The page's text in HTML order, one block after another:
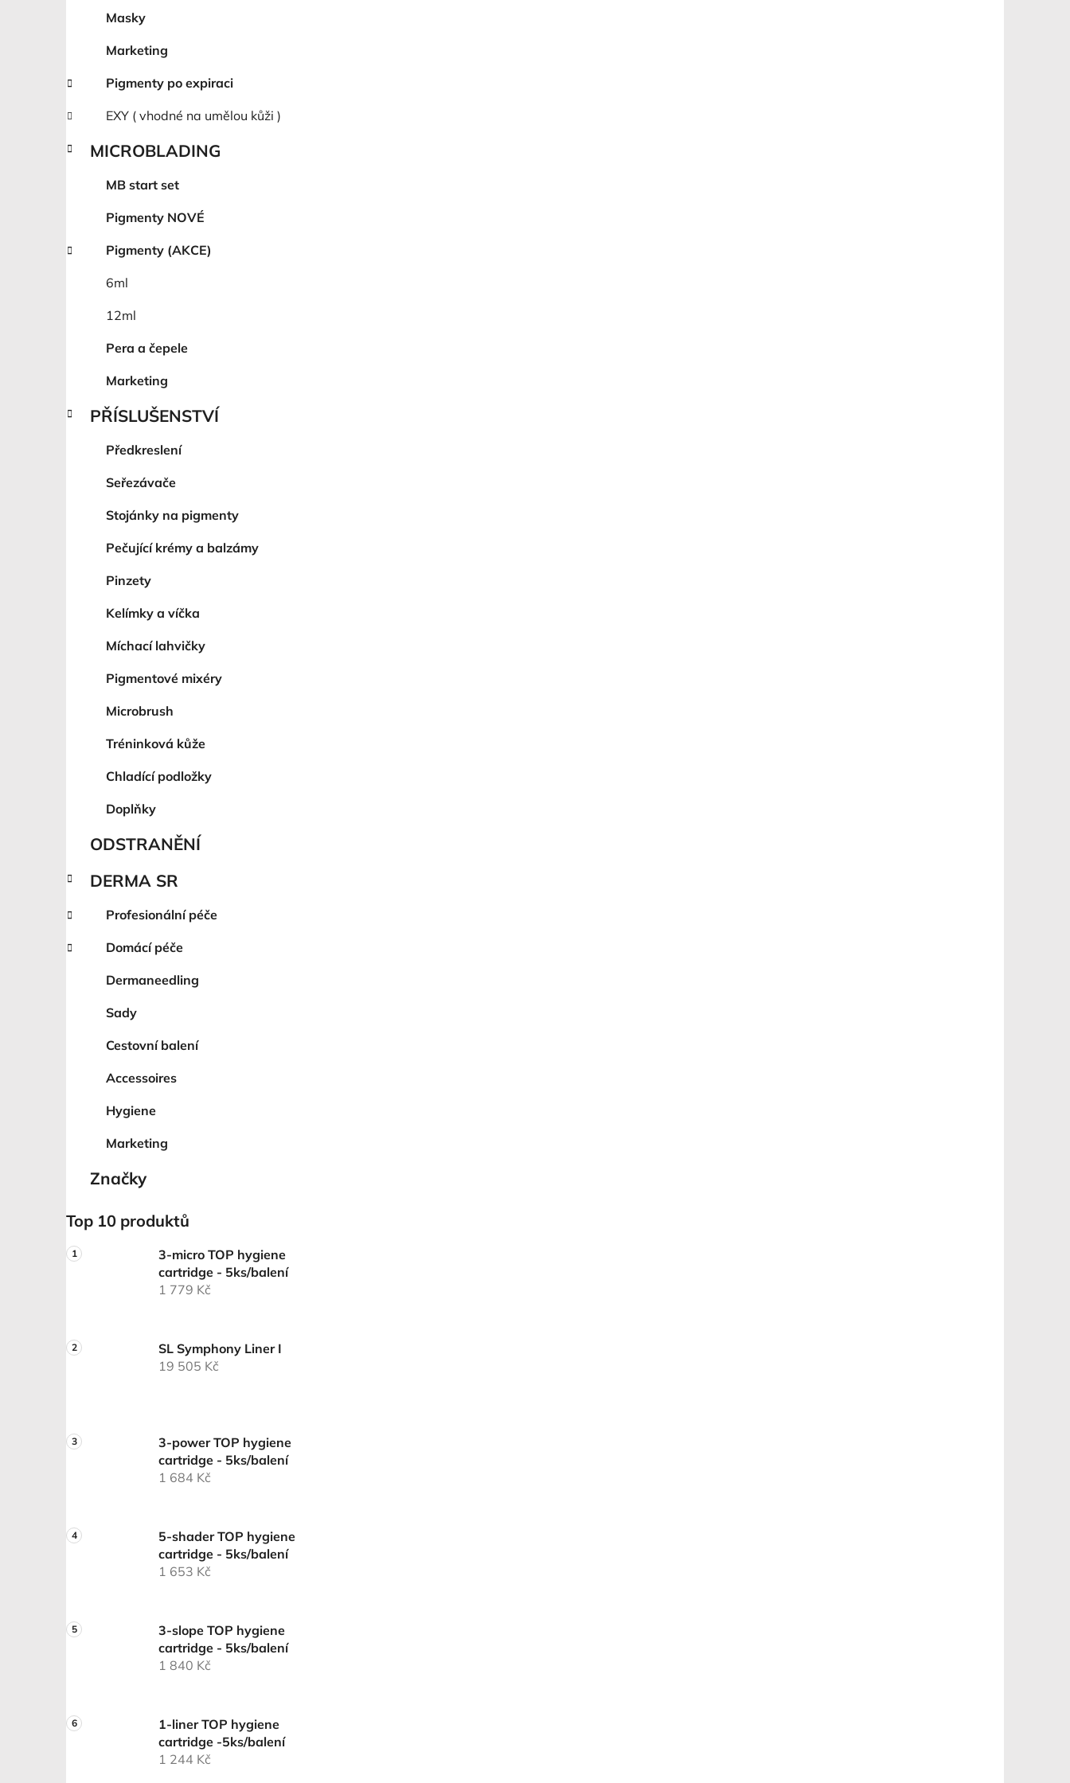
Masky
Marketing
Pigmenty po expiraci
EXY ( vhodné na umělou kůži )
MICROBLADING
MB start set
Pigmenty NOVÉ
Pigmenty (AKCE)
6ml
12ml
Pera a čepele
Marketing
PŘÍSLUŠENSTVÍ
Předkreslení
Seřezávače
Stojánky na pigmenty
Pečující krémy a balzámy
Pinzety
Kelímky a víčka
Míchací lahvičky
Pigmentové mixéry
Microbrush
Tréninková kůže
Chladící podložky
Doplňky
ODSTRANĚNÍ
DERMA SR
Profesionální péče
Domácí péče
Dermaneedling
Sady
Cestovní balení
Accessoires
Hygiene
Marketing
Značky
Top 10 produktů
3-micro TOP hygiene
cartridge - 5ks/balení
1 779 Kč
SL Symphony Liner I
19 505 Kč
3-power TOP hygiene
cartridge - 5ks/balení
1 684 Kč
5-shader TOP hygiene
cartridge - 5ks/balení
1 653 Kč
3-slope TOP hygiene
cartridge - 5ks/balení
1 840 Kč
1-liner TOP hygiene
cartridge -5ks/balení
1 244 Kč